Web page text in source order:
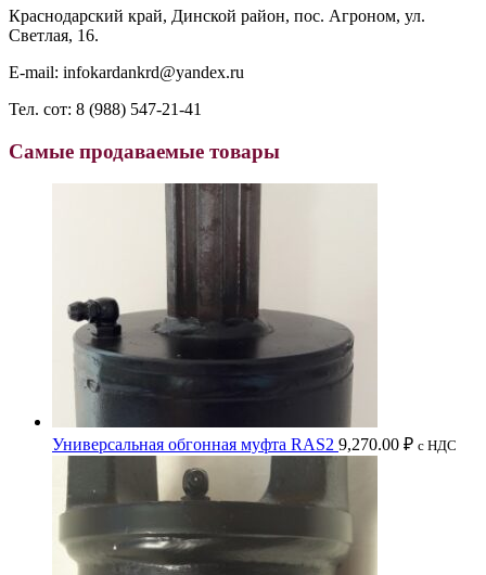
Краснодарский край, Динской район, пос. Агроном, ул.
Светлая, 16.
E-mail: infokardankrd@yandex.ru
Тел. сот: 8 (988) 547-21-41
Самые продаваемые товары
Универсальная обгонная муфта RAS2 9,270.00 ₽ с НДС